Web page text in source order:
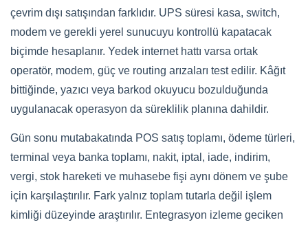
çevrim dışı satışından farklıdır. UPS süresi kasa, switch,
modem ve gerekli yerel sunucuyu kontrollü kapatacak
biçimde hesaplanır. Yedek internet hattı varsa ortak
operatör, modem, güç ve routing arızaları test edilir. Kâğıt
bittiğinde, yazıcı veya barkod okuyucu bozulduğunda
uygulanacak operasyon da süreklilik planına dahildir.
Gün sonu mutabakatında POS satış toplamı, ödeme türleri,
terminal veya banka toplamı, nakit, iptal, iade, indirim,
vergi, stok hareketi ve muhasebe fişi aynı dönem ve şube
için karşılaştırılır. Fark yalnız toplam tutarla değil işlem
kimliği düzeyinde araştırılır. Entegrasyon izleme geciken